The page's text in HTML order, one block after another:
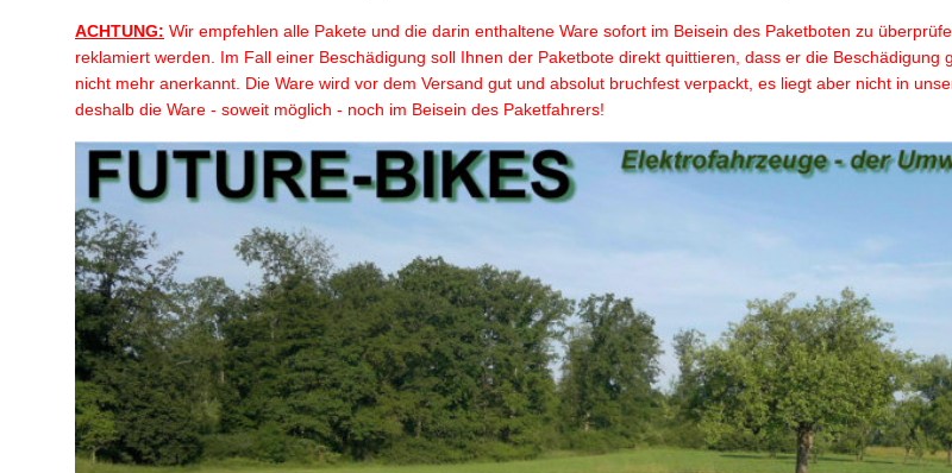
ACHTUNG: Wir empfehlen alle Pakete und die darin enthaltene Ware sofort im Beisein des Paketboten zu
reklamiert werden. Im Fall einer Beschädigung soll Ihnen der Paketbote direkt quittieren, dass er die
nicht mehr anerkannt. Die Ware wird vor dem Versand gut und absolut bruchfest verpackt, es liegt aber nicht in
deshalb die Ware - soweit möglich - noch im Beisein des Paketfahrers!